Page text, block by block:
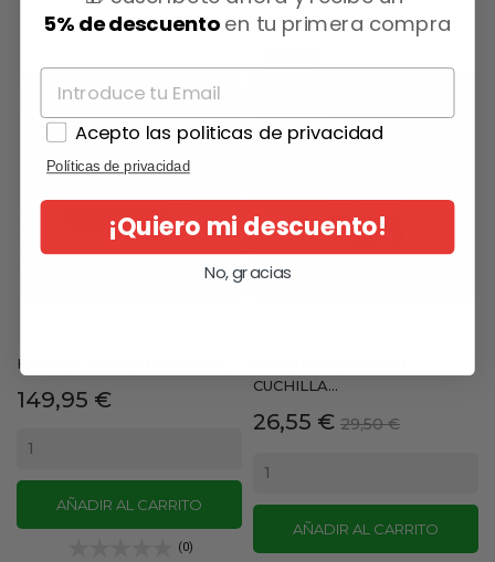
HARDEL NET ESTERILIZER...
Precio
149,95 €
AÑADIR AL CARRITO
(0)
CUCHILLA...
Precio
26,55 € Precio
29,50 €
AÑADIR AL CARRITO
5% de descuentoen tu primera compra
Acepto las politicas de privacidad
Políticas de privacidad
¡Quiero mi descuento!
No, gracias